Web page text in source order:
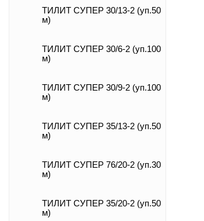
ТИЛИТ СУПЕР 30/13-2 (уп.50
м)
ТИЛИТ СУПЕР 30/6-2 (уп.100
м)
ТИЛИТ СУПЕР 30/9-2 (уп.100
м)
ТИЛИТ СУПЕР 35/13-2 (уп.50
м)
ТИЛИТ СУПЕР 76/20-2 (уп.30
м)
ТИЛИТ СУПЕР 35/20-2 (уп.50
м)